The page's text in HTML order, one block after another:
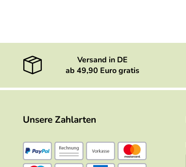
Versand in DE
ab 49,90 Euro gratis
Unsere Zahlarten